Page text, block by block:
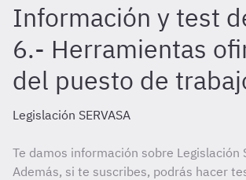
Información y test
6.- Herramientas
del puesto de
Legislación SERVASA
Te damos información sobre Legislación
Además, si te suscribes, podrás hacer